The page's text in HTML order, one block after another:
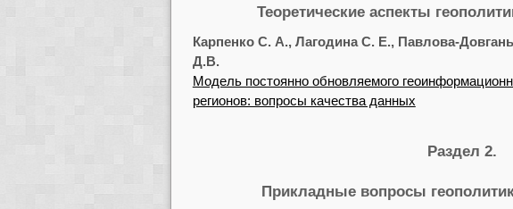
Теоретические аспекты
Карпенко С. А., Лагодина С. Е., Павлова-
Д.В.
Модель постоянно обновляемого
регионов: вопросы качества данных
Раздел 2.
Прикладные вопросы